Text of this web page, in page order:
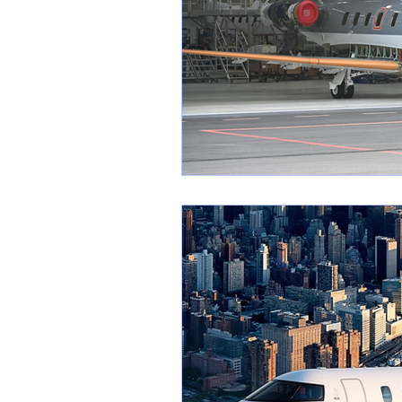
1 er avril Motorisation
Shenyang J-35
Airbus H145M
Tiltrotors